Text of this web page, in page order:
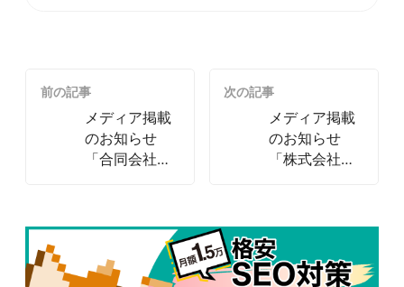
前の記事
メディア掲載
のお知らせ
「合同会社
次の記事
メディア掲載
のお知らせ
「株式会社